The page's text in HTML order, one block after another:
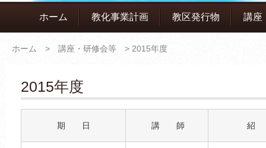
ホーム 教化事業計画 教区発行物 講座
ホーム > 講座・研修会等 > 2015年度
2015年度
期 日 講 師 紹